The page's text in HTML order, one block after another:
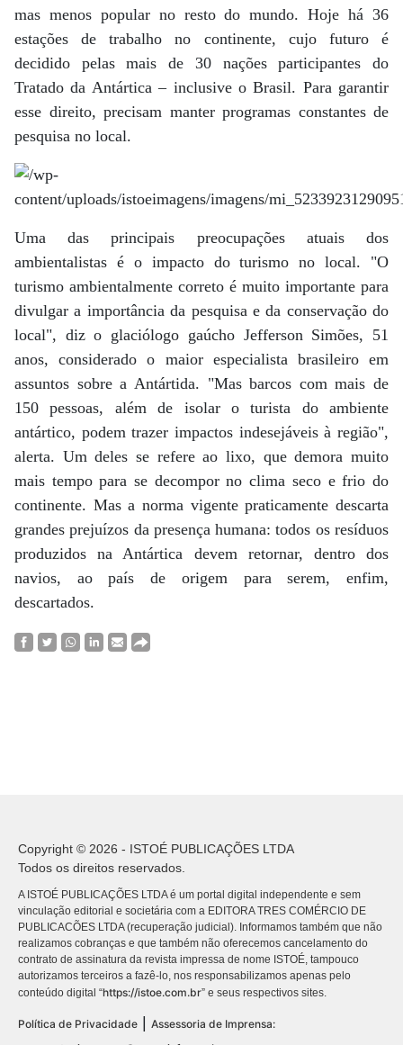
mas menos popular no resto do mundo. Hoje há 36
estações de trabalho no continente, cujo futuro é
decidido pelas mais de 30 nações participantes do
Tratado da Antártica – inclusive o Brasil. Para garantir
esse direito, precisam manter programas constantes de
pesquisa no local.
Uma das principais preocupações atuais dos
ambientalistas é o impacto do turismo no local. "O
turismo ambientalmente correto é muito importante para
divulgar a importância da pesquisa e da conservação do
local", diz o glaciólogo gaúcho Jefferson Simões, 51
anos, considerado o maior especialista brasileiro em
assuntos sobre a Antártida. "Mas barcos com mais de
150 pessoas, além de isolar o turista do ambiente
antártico, podem trazer impactos indesejáveis à região",
alerta. Um deles se refere ao lixo, que demora muito
mais tempo para se decompor no clima seco e frio do
continente. Mas a norma vigente praticamente descarta
grandes prejuízos da presença humana: todos os resíduos
produzidos na Antártica devem retornar, dentro dos
navios, ao país de origem para serem, enfim,
descartados.
Copyright © 2026 - ISTOÉ PUBLICAÇÕES LTDA
Todos os direitos reservados.
A ISTOÉ PUBLICAÇÕES LTDA é um portal digital independente e sem
vinculação editorial e societária com a EDITORA TRES COMÉRCIO DE
PUBLICACÕES LTDA (recuperação judicial). Informamos também que não
realizamos cobranças e que também não oferecemos cancelamento do
contrato de assinatura da revista impressa de nome ISTOÉ, tampouco
autorizamos terceiros a fazê-lo, nos responsabilizamos apenas pelo
conteúdo digital “https://istoe.com.br” e seus respectivos sites.
Política de Privacidade | Assessoria de Imprensa: